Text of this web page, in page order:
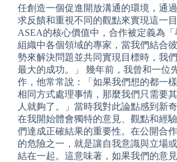
任創造一個促進開放溝通的環境，通
求反饋和重視不同的觀點來實現這一目
ASEA的核心價值中，合作被定義為「
組織中各個領域的專家，當我們結合
勢來解決問題並共同實現目標時，我
最大的成功。」 幾年前，我曾和一位
作，他常常說：「如果我們想的都一
相同方式處理事情，那麼我們只需要
人就夠了。」當時我對此論點感到新
在我開始體會獨特的意見、觀點和經
們達成正確結果的重要性。在公開合
的危險之一，就是讓自我意識與立場
結在一起。這意味著，如果我們的意